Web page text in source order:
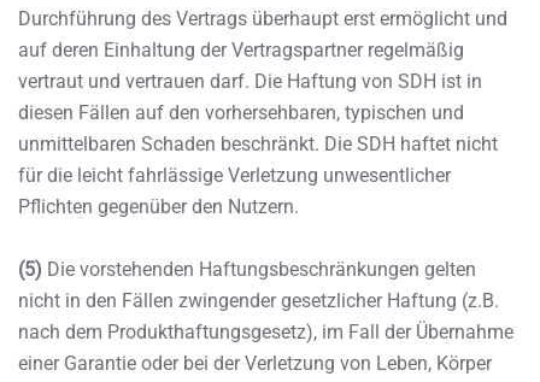
Durchführung des Vertrags überhaupt erst ermöglicht und
auf deren Einhaltung der Vertragspartner regelmäßig
vertraut und vertrauen darf. Die Haftung von SDH ist in
diesen Fällen auf den vorhersehbaren, typischen und
unmittelbaren Schaden beschränkt. Die SDH haftet nicht
für die leicht fahrlässige Verletzung unwesentlicher
Pflichten gegenüber den Nutzern.
(5) Die vorstehenden Haftungsbeschränkungen gelten
nicht in den Fällen zwingender gesetzlicher Haftung (z.B.
nach dem Produkthaftungsgesetz), im Fall der Übernahme
einer Garantie oder bei der Verletzung von Leben, Körper